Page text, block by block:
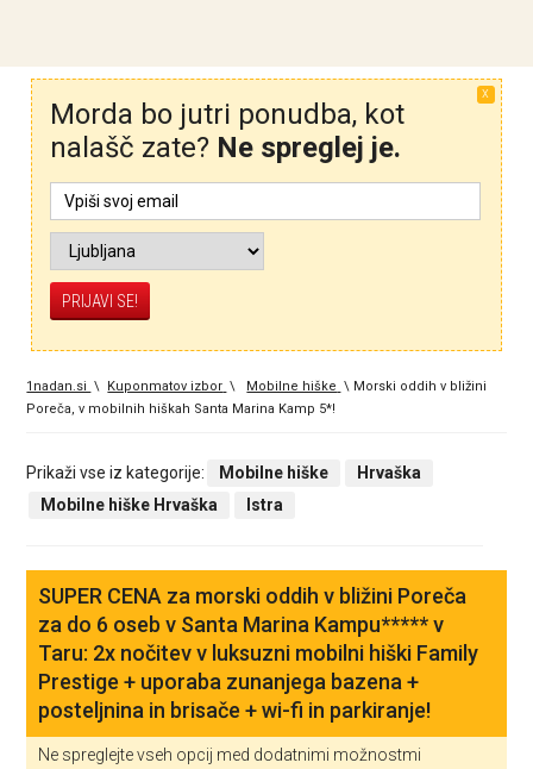
X
Morda bo jutri ponudba, kot
nalašč zate? Ne spreglej je.
1nadan.si \ Kuponmatov izbor \ Mobilne hiške \ Morski oddih v bližini
Poreča, v mobilnih hiškah Santa Marina Kamp 5*!
Prikaži vse iz kategorije: Mobilne hiške
Hrvaška
Mobilne hiške Hrvaška
Istra
SUPER CENA za morski oddih v bližini Poreča
za do 6 oseb v Santa Marina Kampu***** v
Taru: 2x nočitev v luksuzni mobilni hiški Family
Prestige + uporaba zunanjega bazena +
posteljnina in brisače + wi-fi in parkiranje!
Ne spreglejte vseh opcij med dodatnimi možnostmi